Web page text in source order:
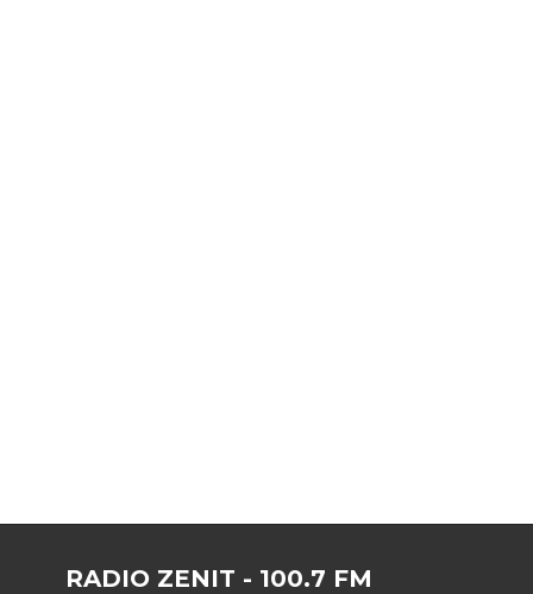
RADIO ZENIT - 100.7 FM